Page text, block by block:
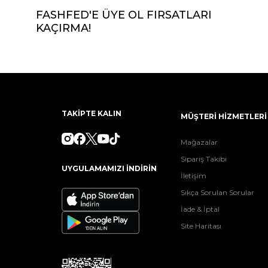
FASHFED'E ÜYE OL FIRSATLARI
KAÇIRMA!
TAKİPTE KALIN
UYGULAMAMIZI İNDİRİN
MÜŞTERİ HİZMETLERİ
Mağazalar
Sipariş Takibi
İletişim
Sıkça Sorulan Sorular
İade & İptal
Site Haritası